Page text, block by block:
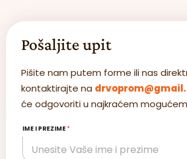
Pošaljite upit
Pišite nam putem forme ili nas
kontaktirajte na
će odgovoriti u najkraćem
IME I PREZIME*